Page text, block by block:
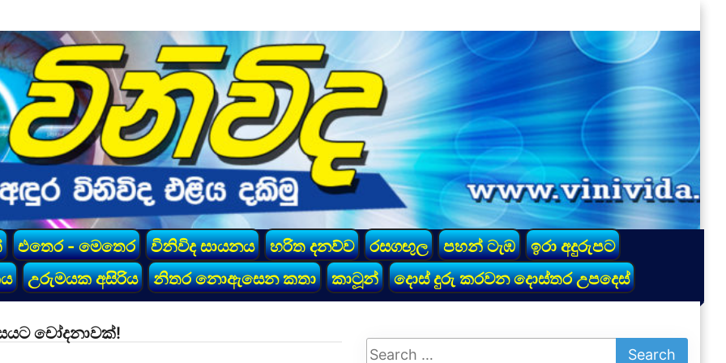
එතෙර - මෙතෙර විනිවිද සායනය හරිත දනව්ව රසගඟුල පහන් ටැඹ
ඉරා අදුරුපට
උරුමයක අසිරිය නිතර නොඇසෙන කතා කාටූන් දොස් දුරු කරවන දොස්තර උපදෙස්
චෝදනාවක්!